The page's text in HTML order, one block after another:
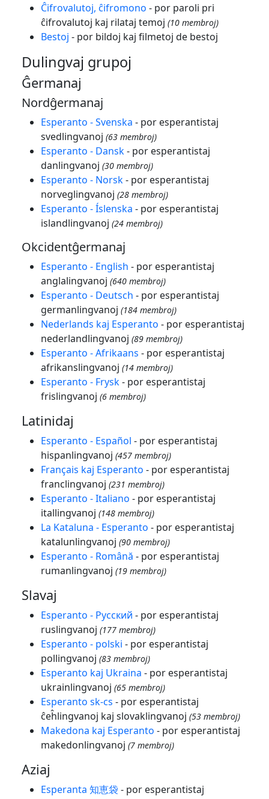
Ĉifrovalutoj, ĉifromono - por paroli pri
ĉifrovalutoj kaj rilataj temoj (10 membroj)
Bestoj - por bildoj kaj filmetoj de bestoj
Dulingvaj grupoj
Ĝermanaj
Nordĝermanaj
Esperanto - Svenska - por esperantistaj
svedlingvanoj (63 membroj)
Esperanto - Dansk- por esperantistaj
danlingvanoj (30 membroj)
Esperanto - Norsk- por esperantistaj
norveglingvanoj (28 membroj)
Esperanto - Íslenska - por esperantistaj
islandlingvanoj (24 membroj)
Okcidentĝermanaj
Esperanto - English - por esperantistaj
anglalingvanoj (640 membroj)
Esperanto - Deutsch - por esperantistaj
germanlingvanoj (184 membroj)
Nederlands kaj Esperanto - por esperantistaj
nederlandlingvanoj (89 membroj)
Esperanto - Afrikaans - por esperantistaj
afrikanslingvanoj (14 membroj)
Esperanto - Frysk- por esperantistaj
frislingvanoj (6 membroj)
Latinidaj
Esperanto - Español - por esperantistaj
hispanlingvanoj (457 membroj)
Français kaj Esperanto - por esperantistaj
franclingvanoj (231 membroj)
Esperanto - Italiano - por esperantistaj
itallingvanoj (148 membroj)
La Kataluna - Esperanto - por esperantistaj
katalunlingvanoj (90 membroj)
Esperanto - Română - por esperantistaj
rumanlingvanoj (19 membroj)
Slavaj
Esperanto - Русский - por esperantistaj
ruslingvanoj (177 membroj)
Esperanto - polski - por esperantistaj
pollingvanoj (83 membroj)
Esperanto kaj Ukraina - por esperantistaj
ukrainlingvanoj (65 membroj)
Esperanto sk-cs - por esperantistaj
ĉeĥlingvanoj kaj slovaklingvanoj (53 membroj)
Makedona kaj Esperanto - por esperantistaj
makedonlingvanoj (7 membroj)
Aziaj
Esperanta 知恵袋 - por esperantistaj